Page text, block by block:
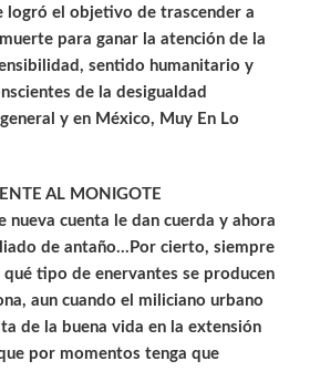
logró el objetivo de trascender a
para ganar la atención de la
sentido humanitario y
de la desigualdad
y en México, Muy En Lo
AL MONIGOTE
nueva cuenta le dan cuerda y ahora
de antaño…Por cierto, siempre
tipo de enervantes se producen
aun cuando el miliciano urbano
de la buena vida en la extensión
por momentos tenga que